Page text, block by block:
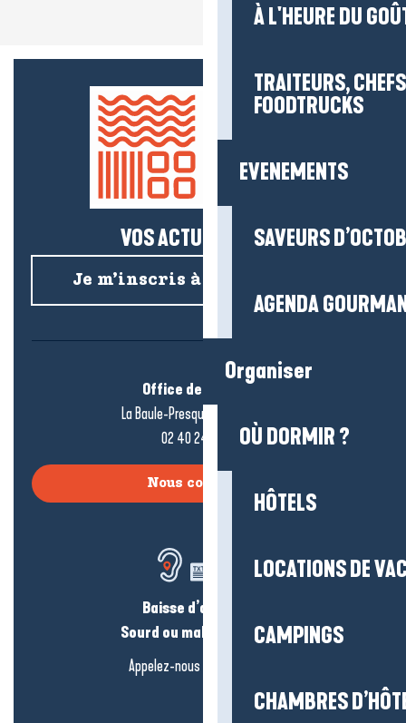
À L'HEURE DU
TRAITEURS,
FOODTRUCKS
EVENEMENTS
SAVEURS
AGENDA
Organiser
OÙ DORMIR ?
HÔTELS
LOCATIONS DE
CAMPINGS
CHAMBRES
VOS ACTUS SALÉES !
Je m’inscris à la newsletter
Office de tourisme
La Baule-Presqu’île de Guérande
02 40 24 34 44
Nous contacter
Baisse d’audition ?
Sourd ou malentendant ?
Appelez-nous en